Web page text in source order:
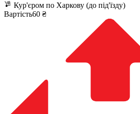
Кур'єром по Харкову (до під'їзду)
Вартість60 ₴